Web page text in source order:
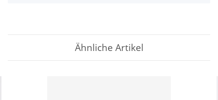
Ähnliche Artikel